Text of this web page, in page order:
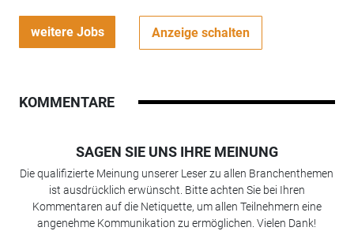
weitere Jobs Anzeige schalten
KOMMENTARE
SAGEN SIE UNS IHRE MEINUNG
Die qualifizierte Meinung unserer Leser zu allen Branchenthemen
ist ausdrücklich erwünscht. Bitte achten Sie bei Ihren
Kommentaren auf die Netiquette, um allen Teilnehmern eine
angenehme Kommunikation zu ermöglichen. Vielen Dank!